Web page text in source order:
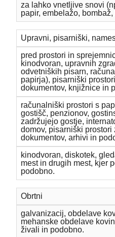
za lahko vnetljive snovi
papir, embelažo,
Upravni, pisarniški,
pred prostori in
kinodvoran, upravnih
odvetniških pisarn,
papirja), pisarniški
dokumentov, knjižnice in
računalniški prostori s
gostišč, penzionov,
zadržujejo gostje,
domov, pisarniški
dokumentov, arhivi in
kinodvoran, diskotek,
mest in drugih mest, kjer
podobno.
Obrtni
galvanizacij, obdelave
mehanske obdelave
živali in podobno.